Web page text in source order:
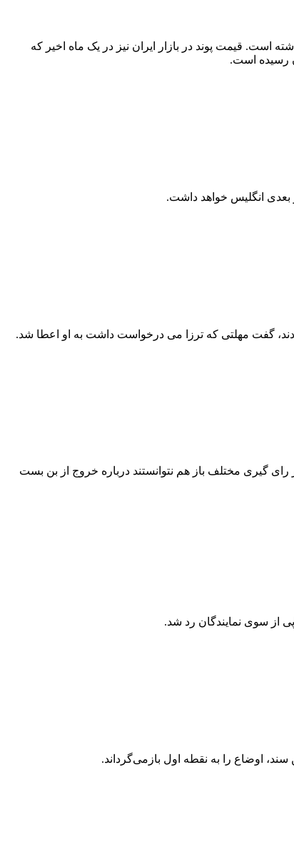
است. قیمت پوند در بازار ایران نیز در یک ماه اخیر که
بعدی انگلیس خواهد داشت.
گفت مهلتی که ترزا می درخواست داشت به او اعطا شد.
گیری مختلف باز هم نتوانستند درباره خروج از بن بست
از سوی نمایندگان رد شد.
اوضاع را به نقطه اول بازمی‌گرداند.